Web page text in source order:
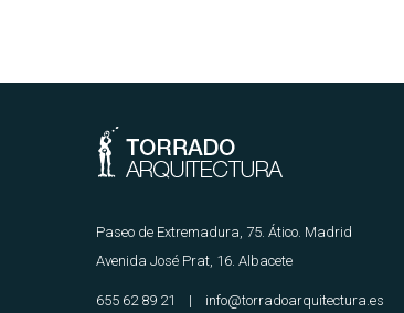
Paseo de Extremadura, 75. Ático. Madrid
Avenida José Prat, 16. Albacete
655 62 89 21 | info@torradoarquitectura.es